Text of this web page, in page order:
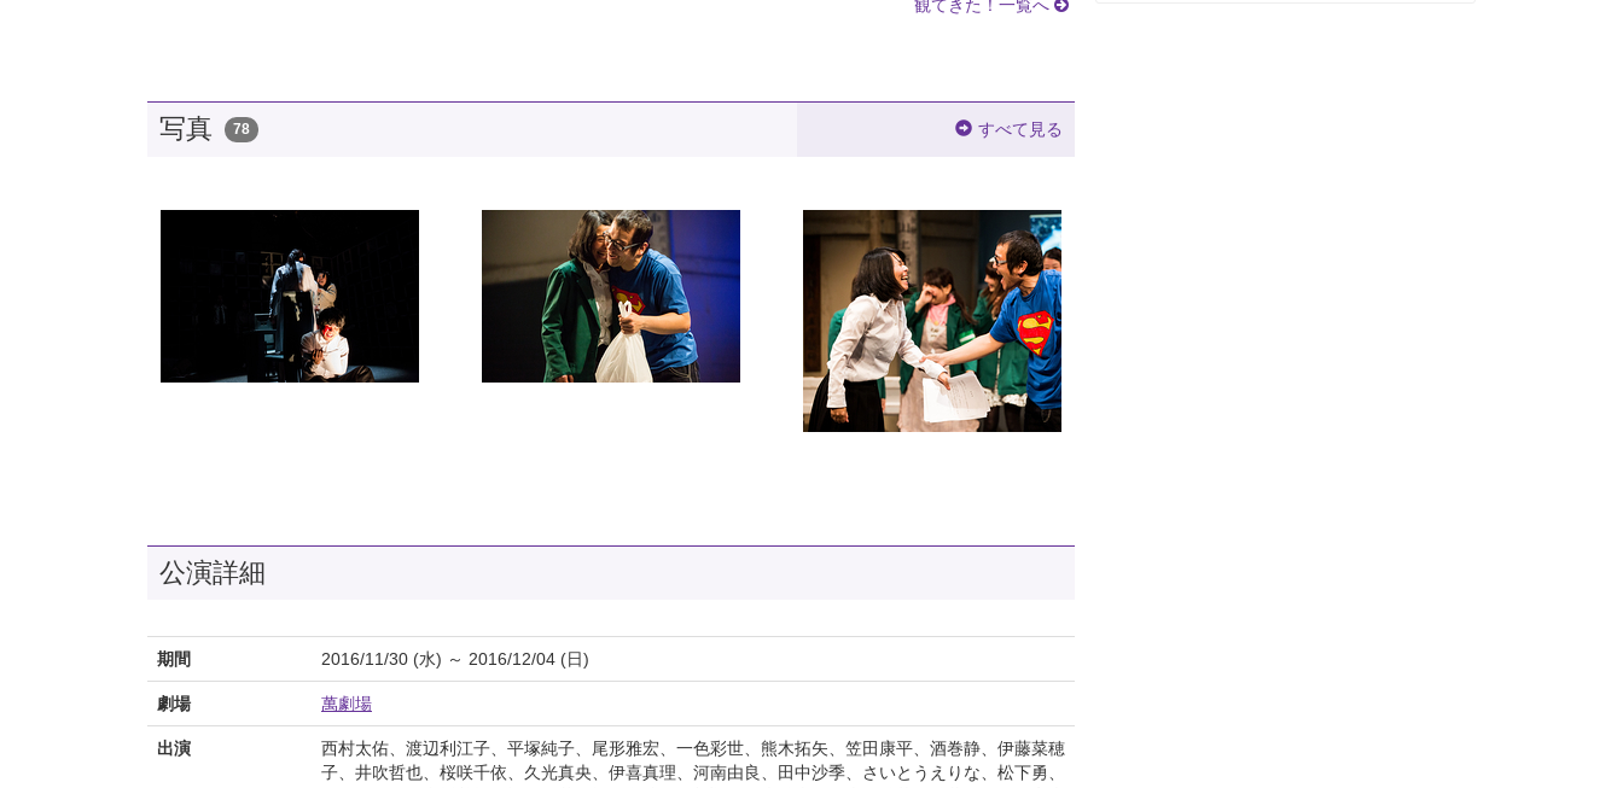
観てきた！一覧へ
写真 78 すべて見る
公演詳細
期間 2016/11/30 (水) ～ 2016/12/04 (日)
劇場 萬劇場
出演
西村太佑、渡辺利江子、平塚純子、尾形雅宏、一色彩世、熊木拓矢、笠田康平、酒巻静、伊藤菜穂
子、井吹哲也、桜咲千依、久光真央、伊喜真理、河南由良、田中沙季、さいとうえりな、松下勇、